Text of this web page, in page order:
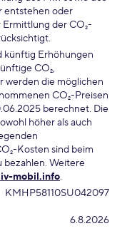
entstehen oder
der CO₂-
künftig Erhöhungen
CO₂,
werden die möglichen
CO₂-Preisen
berechnet. Die
höher als auch
Kosten sind beim
Weitere
mobil.info.
KMHP58110SU042097
6.8.2026